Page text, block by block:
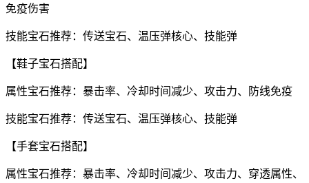
免疫伤害
技能宝石推荐：传送宝石、温压弹核心、技能弹
【鞋子宝石搭配】
属性宝石推荐：暴击率、冷却时间减少、攻击力、防线免疫
技能宝石推荐：传送宝石、温压弹核心、技能弹
【手套宝石搭配】
属性宝石推荐：暴击率、冷却时间减少、攻击力、穿透属性、